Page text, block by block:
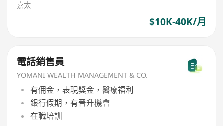
嘉太
$10K-40K/月
電話銷售員
YOMANI WEALTH MANAGEMENT & CO.
有佣金，表現獎金，醫療福利
銀行假期，有晉升機會
在職培訓